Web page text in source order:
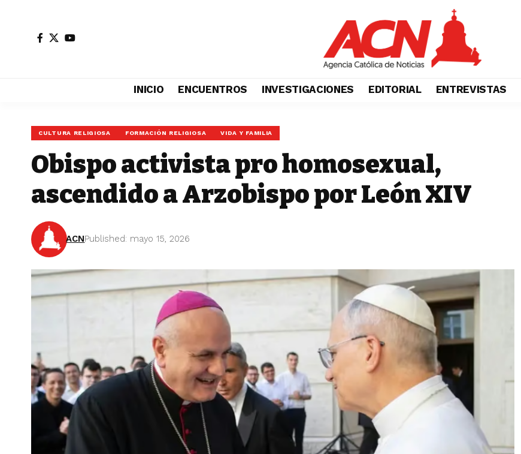
INICIO ENCUENTROS INVESTIGACIONES EDITORIAL ENTREVISTAS
CULTURA RELIGIOSA FORMACIÓN RELIGIOSA VIDA Y FAMILIA
Obispo activista pro homosexual,
ascendido a Arzobispo por León XIV
ACNPublished: mayo 15, 2026